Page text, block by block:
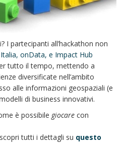
I partecipanti all’hackathon non
onData, e Impact Hub
tutto il tempo, mettendo a
diversificate nell’ambito
alle informazioni geospaziali (e
di business innovativi.
è possibile giocare con
tutti i dettagli su questo